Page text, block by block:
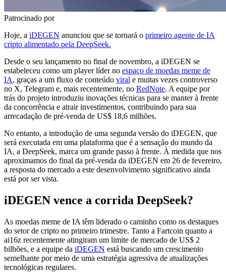
Patrocinado por
Hoje, a iDEGEN anunciou que se tornará o primeiro agente de IA
cripto alimentado pela DeepSeek.
Desde o seu lançamento no final de novembro, a iDEGEN se
estabeleceu como um player líder no espaço de moedas meme de
IA, graças a um fluxo de conteúdo viral e muitas vezes controverso
no X, Telegram e, mais recentemente, no RedNote. A equipe por
trás do projeto introduziu inovações técnicas para se manter à frente
da concorrência e atrair investimentos, contribuindo para sua
arrecadação de pré-venda de US$ 18,6 milhões.
No entanto, a introdução de uma segunda versão do iDEGEN, que
será executada em uma plataforma que é a sensação do mundo da
IA, a DeepSeek, marca um grande passo à frente. À medida que nos
aproximamos do final da pré-venda da iDEGEN em 26 de fevereiro,
a resposta do mercado a este desenvolvimento significativo ainda
está por ser vista.
iDEGEN vence a corrida DeepSeek?
As moedas meme de IA têm liderado o caminho como os destaques
do setor de cripto no primeiro trimestre. Tanto a Fartcoin quanto a
ai16z recentemente atingiram um limite de mercado de US$ 2
bilhões, e a equipe da iDEGEN está buscando um crescimento
semelhante por meio de uma estratégia agressiva de atualizações
tecnológicas regulares.